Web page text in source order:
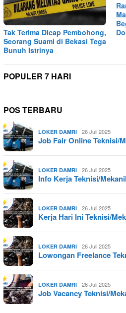
Tak Terima Dicap Pembohong,
Seorang Suami di Bekasi Tega
Bunuh Istrinya
POPULER 7 HARI
POS TERBARU
LOKER DAMRI 26 Juli 2025
Job Fair Online Teknisi/
LOKER DAMRI 26 Juli 2025
Info Kerja Teknisi/
LOKER DAMRI 26 Juli 2025
Kerja Hari Ini Teknisi/
LOKER DAMRI 26 Juli 2025
Lowongan Freelance
LOKER DAMRI 26 Juli 2025
Job Vacancy Teknisi/